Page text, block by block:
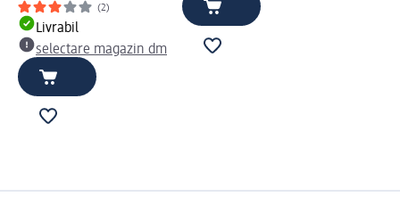
(2)
Livrabil
selectare magazin dm